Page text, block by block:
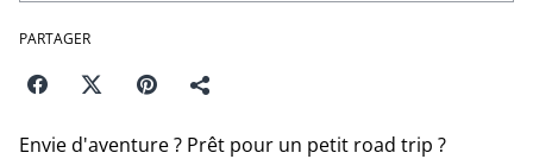
PARTAGER
Envie d'aventure ? Prêt pour un petit road trip ?